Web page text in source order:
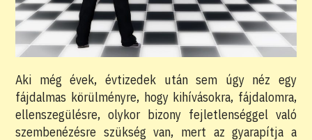
Aki még évek, évtizedek után sem úgy néz egy
fájdalmas körülményre, hogy kihívásokra, fájdalomra,
ellenszegülésre, olykor bizony fejletlenséggel való
szembenézésre szükség van, mert az gyarapítja a